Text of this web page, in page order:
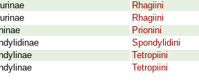
Rhagiini
Rhagiini
Prionini
Spondylidini
Tetropiini
Tetropiini